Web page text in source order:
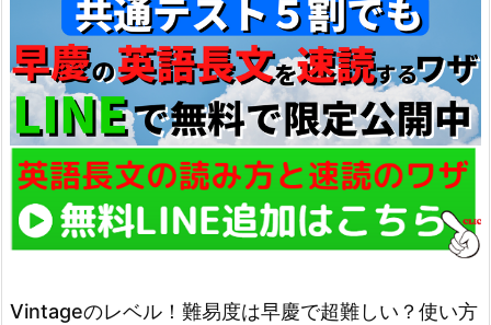
Vintageのレベル！難易度は早慶で超難しい？使い方